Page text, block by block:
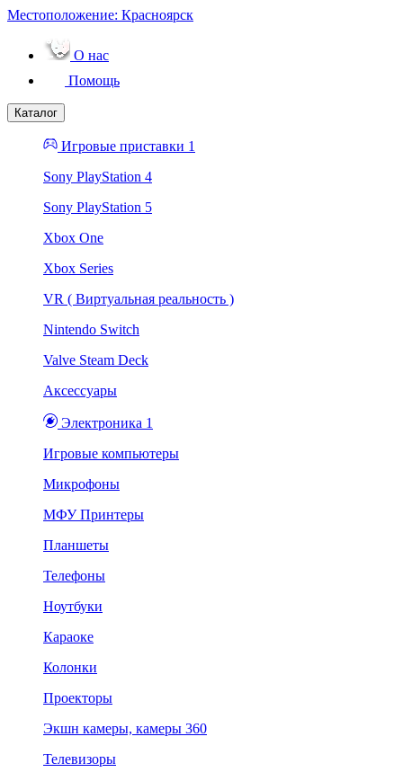
Местоположение: Красноярск
О нас
Помощь
Каталог
Игровые приставки 1
Sony PlayStation 4
Sony PlayStation 5
Xbox One
Xbox Series
VR ( Виртуальная реальность )
Nintendo Switch
Valve Steam Deck
Аксессуары
Электроника 1
Игровые компьютеры
Микрофоны
МФУ Принтеры
Планшеты
Телефоны
Ноутбуки
Караоке
Колонки
Проекторы
Экшн камеры, камеры 360
Телевизоры